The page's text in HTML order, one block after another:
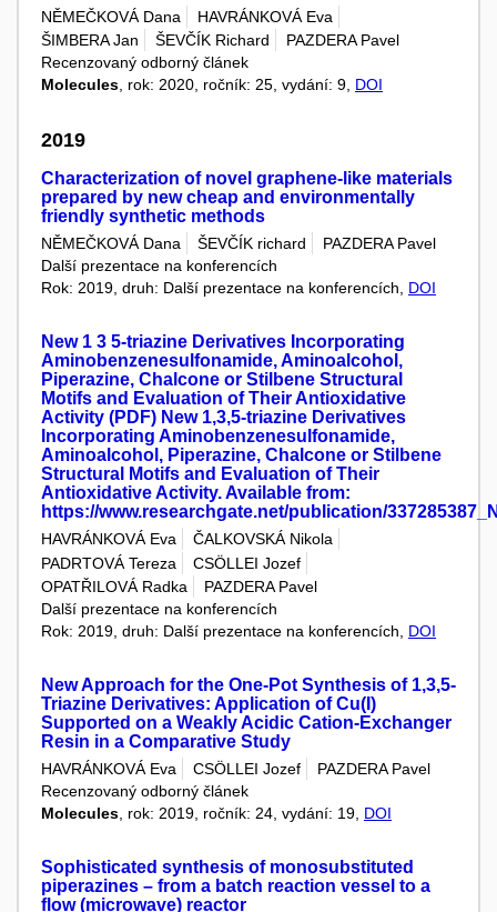
NĚMEČKOVÁ Dana
HAVRÁNKOVÁ Eva
ŠIMBERA Jan
ŠEVČÍK Richard
PAZDERA Pavel
Recenzovaný odborný článek
Molecules, rok: 2020, ročník: 25, vydání: 9, DOI
2019
Characterization of novel graphene-like materials
prepared by new cheap and environmentally
friendly synthetic methods
NĚMEČKOVÁ Dana ŠEVČÍK richard
PAZDERA Pavel
Další prezentace na konferencích
Rok: 2019, druh: Další prezentace na konferencích, DOI
New 1 3 5-triazine Derivatives Incorporating
Aminobenzenesulfonamide, Aminoalcohol,
Piperazine, Chalcone or Stilbene Structural
Motifs and Evaluation of Their Antioxidative
Activity (PDF) New 1,3,5-triazine Derivatives
Incorporating Aminobenzenesulfonamide,
Aminoalcohol, Piperazine, Chalcone or Stilbene
Structural Motifs and Evaluation of Their
Antioxidative Activity. Available from:
https://www.researchgate.net/publication/
HAVRÁNKOVÁ Eva
ČALKOVSKÁ Nikola
PADRTOVÁ Tereza
CSÖLLEI Jozef
OPATŘILOVÁ Radka
PAZDERA Pavel
Další prezentace na konferencích
Rok: 2019, druh: Další prezentace na konferencích, DOI
New Approach for the One-Pot Synthesis of 1,3,5-
Triazine Derivatives: Application of Cu(I)
Supported on a Weakly Acidic Cation-Exchanger
Resin in a Comparative Study
HAVRÁNKOVÁ Eva CSÖLLEI Jozef
PAZDERA Pavel
Recenzovaný odborný článek
Molecules, rok: 2019, ročník: 24, vydání: 19, DOI
Sophisticated synthesis of monosubstituted
piperazines – from a batch reaction vessel to a
flow (microwave) reactor